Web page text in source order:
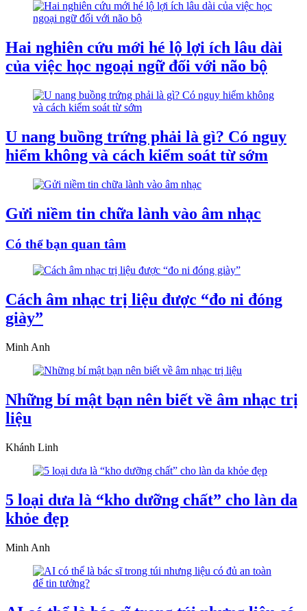
Hai nghiên cứu mới hé lộ lợi ích lâu dài
của việc học ngoại ngữ đối với não bộ
U nang buồng trứng phải là gì? Có nguy
hiểm không và cách kiểm soát từ sớm
Gửi niềm tin chữa lành vào âm nhạc
Có thể bạn quan tâm
Cách âm nhạc trị liệu được “đo ni đóng
giày”
Minh Anh
Những bí mật bạn nên biết về âm nhạc trị
liệu
Khánh Linh
5 loại dưa là “kho dưỡng chất” cho làn da
khỏe đẹp
Minh Anh